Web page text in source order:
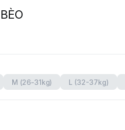
M (26-31kg) L (32-37kg)